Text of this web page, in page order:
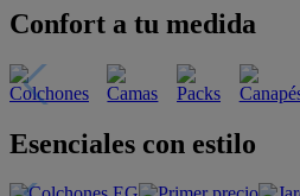
Confort a tu medida
Esenciales con estilo